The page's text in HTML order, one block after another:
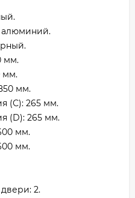
алюминий.
мм.
мм.
мм.
(С): 265 мм.
(D): 265 мм.
мм.
мм.
2.